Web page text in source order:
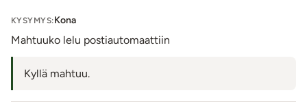
Laatikon koko: 28 cm x 17 cm x 21 cm
Väri: Vaalea
HUOM: Iso pakkaus!
KYSYMYS:Kona
Mahtuuko lelu postiautomaattiin
Kyllä mahtuu.